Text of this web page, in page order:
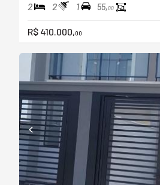
2 2 1 55,00
R$ 410.000,00